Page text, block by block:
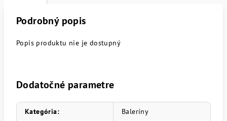
Podrobný popis
Popis produktu nie je dostupný
Dodatočné parametre
Kategória:
Baleríny